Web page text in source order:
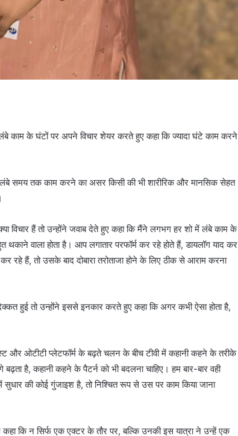
काम के घंटों पर अपने विचार शेयर करते हुए कहा कि ज्यादा घंटे काम करने
समय तक काम करने का असर किसी की भी शारीरिक और मानसिक सेहत
विचार हैं तो उन्होंने जवाब देते हुए कहा कि मैंने लगभग हर शो में लंबे काम के
वाला होता है। आप लगातार परफॉर्म कर रहे होते हैं, डायलॉग याद कर
हैं, तो उसके बाद दोबारा तरोताजा होने के लिए ठीक से आराम करना
हुई तो उन्होंने इससे इनकार करते हुए कहा कि अगर कभी ऐसा होता है,
और ओटीटी प्लेटफॉर्म के बढ़ते चलन के बीच टीवी में कहानी कहने के तरीके
है, कहानी कहने के पैटर्न को भी बदलना चाहिए। हम बार-बार वही
की कोई गुंजाइश है, तो निश्चित रूप से उस पर काम किया जाना
कि न सिर्फ एक एक्टर के तौर पर, बल्कि उनकी इस यात्रा ने उन्हें एक